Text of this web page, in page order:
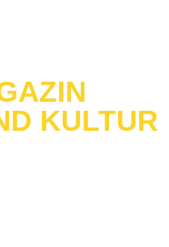
KULTUR